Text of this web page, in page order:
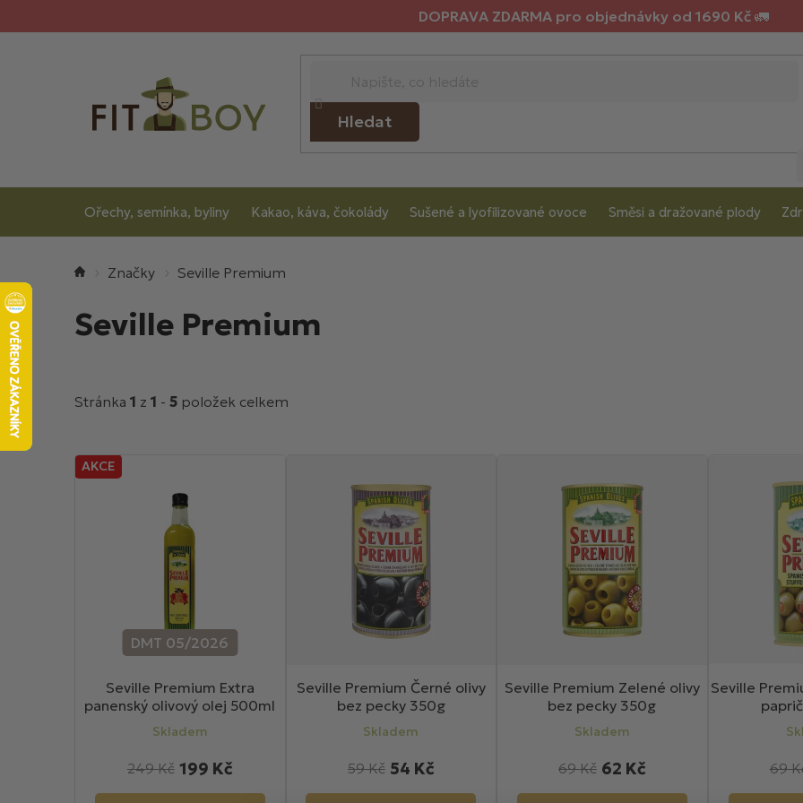
DOPRAVA ZDARMA pro objednávky od 1690 Kč 🚛
Hledat
Ořechy, semínka, byliny Kakao, káva, čokolády Sušené a lyofilizované ovoce Směsi a dražované plody
Domů Seville Premium
Seville Premium
Stránka 1 z 1 - 5 položek celkem
V
ýAKCE
DMT 05/2026
Seville Premium Extra
panenský olivový olej 500ml
Skladem
199 Kč
249 Kč
Seville Premium Černé olivy
bez pecky 350g
Skladem
54 Kč
59 Kč
Seville Premium Zelené olivy
bez pecky 350g
Skladem
62 Kč
69 Kč
Seville
69